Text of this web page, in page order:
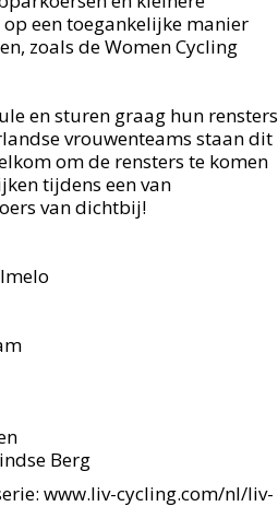
een toegankelijke manier
zoals de Women Cycling
en sturen graag hun rensters
vrouwenteams staan dit
om de rensters te komen
tijdens een van
van dichtbij!
Berg
www.liv-cycling.com/nl/liv-